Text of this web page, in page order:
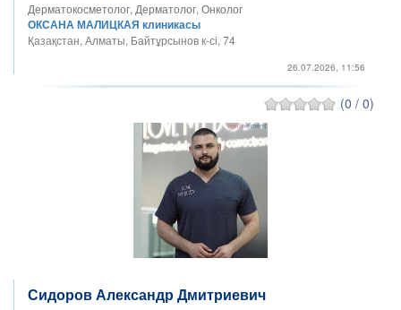
Дерматокосметолог, Дерматолог, Онколог
ОКСАНА МАЛИЦКАЯ клиникасы
Қазақстан, Алматы, Байтұрсынов к-сі, 74
26.07.2026, 11:56
(0 / 0)
Сидоров Александр Дмитриевич